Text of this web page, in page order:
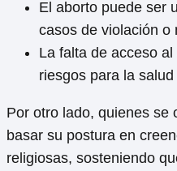
El aborto puede ser
casos de violación o
La falta de acceso
riesgos para la
Por otro lado, quienes se
basar su postura en
religiosas, sosteniendo